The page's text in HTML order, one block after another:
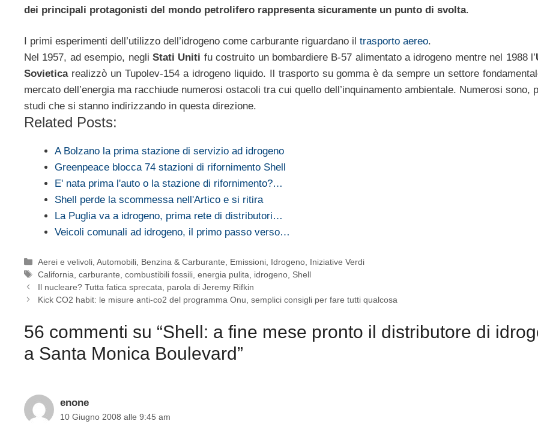
dei principali protagonisti del mondo petrolifero rappresenta sicuramente un punto di svolta.
I primi esperimenti dell’utilizzo dell’idrogeno come carburante riguardano il trasporto aereo.
Nel 1957, ad esempio, negli Stati Uniti fu costruito un bombardiere B-57 alimentato a idrogeno mentre nel 1988 l’
Sovieticarealizzò un Tupolev-154 a idrogeno liquido. Il trasporto su gomma è da sempre un settore
mercato dell’energia ma racchiude numerosi ostacoli tra cui quello dell’inquinamento ambientale. Numerosi sono,
studi che si stanno indirizzando in questa direzione.
Related Posts:
A Bolzano la prima stazione di servizio ad idrogeno
Greenpeace blocca 74 stazioni di rifornimento Shell
E' nata prima l'auto o la stazione di rifornimento?…
Shell perde la scommessa nell'Artico e si ritira
La Puglia va a idrogeno, prima rete di distributori…
Veicoli comunali ad idrogeno, il primo passo verso…
Categorie
Aerei e velivoli ,Automobili Benzina & Carburante Emissioni Idrogeno Iniziative Verdi
Tag
California ,carburante ,combustibili fossili ,energia pulita idrogeno Shell
Il nucleare? Tutta fatica sprecata, parola di Jeremy Rifkin
Kick CO2 habit: le misure anti-co2 del programma Onu, semplici consigli per fare tutti qualcosa
56 commenti su “Shell: a fine mese pronto il distributore di
a Santa Monica Boulevard”
enone
10 Giugno 2008 alle 9:45 am